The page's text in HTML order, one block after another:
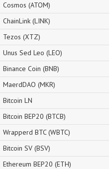
Cosmos (ATOM)
ChainLink (LINK)
Tezos (XTZ)
Unus Sed Leo (LEO)
Binance Coin (BNB)
MaerdDAO (MKR)
Bitcoin LN
Bitcoin BEP20 (BTCB)
Wrapperd BTC (WBTC)
Bitcoin SV (BSV)
Ethereum BEP20 (ETH)